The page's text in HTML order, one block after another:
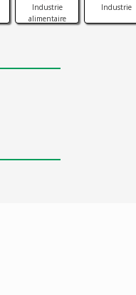
Industrie
alimentaire
Industrie